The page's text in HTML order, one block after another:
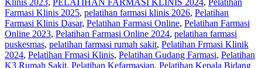
Farmasi Klinis 2025, pelatihan farmasi klinis 2026, Pelatihan
Farmasi Klinis Dasar, Pelatihan Farmasi Online, Pelatihan Farmasi
Online 2023, Pelatihan Farmasi Online 2024, pelatihan farmasi
puskesmas, pelatihan farmasi rumah sakit, Pelatihan Frmasi Klinik
2024, Pelatihan Frmasi Klinis, Pelatihan Gudang Farmasi, Pelatihan
K3 Rumah Sakit, Pelatihan Kefarmasian, Pelatihan Kepala Bidang